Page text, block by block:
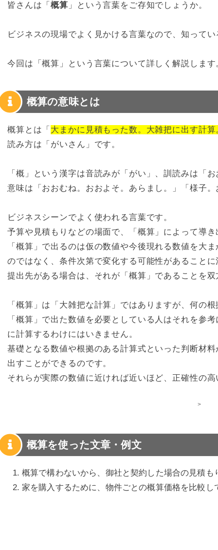
皆さんは「概算 」という言葉をご存知でしょうか。
ビジネスの現場でよく見かける言葉なので、知って
今回は「概算」という言葉について詳しく解説します
概算の意味とは
概算とは「 大まかに見積もった数。大雑把に出す計算
読み方は「がいさん」です。
「概」という漢字は音読みが「がい」、訓読みは「
意味は「おおむね。おおよそ。あらまし。」「様子
ビジネスシーンでよく使われる言葉です。
予算や見積もりなどの場面で、「概算」によって導
「概算」で出るのは仮の数値や今後現れる数値を大
のではなく、条件次第で変化する可能性があること
提出先がある場合は、それが「概算」であることを
「概算」は「大雑把な計算」ではありますが、何の
「概算」で出た数値を必要としている人はそれを参
に計算するわけにはいきません。
基礎となる数値や根拠のある計算式といった判断材
出すことができるのです。
それらが実際の数値に近ければ近いほど、正確性の
>
概算を使った文章・例文
概算で構わないから、御社と契約した場合の見積も
家を購入するために、物件ごとの概算価格を比較し